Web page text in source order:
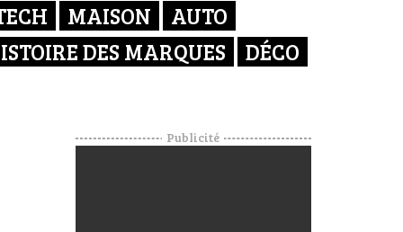
MAISON
AUTO
DES MARQUES
DÉCO
Publicité